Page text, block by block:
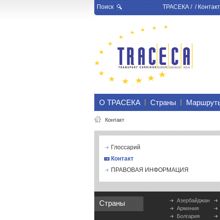
Поиск ТРАСЕКА/ /Контакт
О ТРАСЕКА Страны
Контакт
Глоссарий
Контакт
ПРАВОВАЯ ИНФОРМАЦИЯ
Страны
Азербайджан
Армения
Болгария